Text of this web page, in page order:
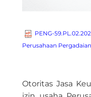
PENG-
Perusahaan
Otoritas Jasa